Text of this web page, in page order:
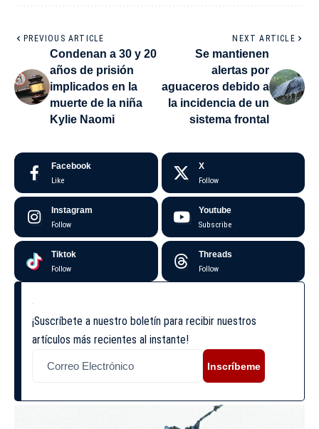
PREVIOUS ARTICLE
Condenan a 30 y 20
años de prisión
implicados en la
muerte de la niña
Kylie Naomi
NEXT ARTICLE
Se mantienen
alertas por
aguaceros debido a
la incidencia de un
sistema frontal
Facebook
Like
X
Follow
Instagram
Follow
Youtube
Subscribe
Tiktok
Follow
Threads
Follow
¡Suscríbete a nuestro boletín para recibir nuestros
artículos más recientes al instante!
Inscríbeme